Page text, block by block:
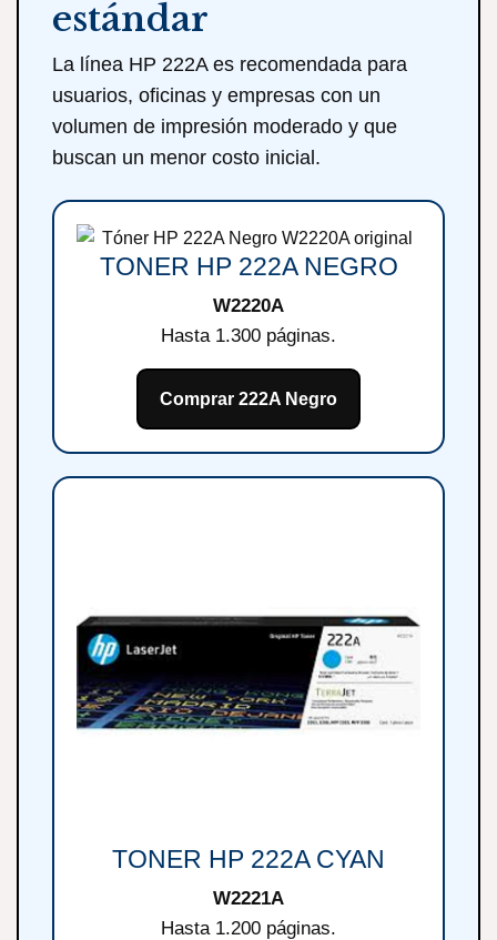
estándar
La línea HP 222A es recomendada para
usuarios, oficinas y empresas con un
volumen de impresión moderado y que
buscan un menor costo inicial.
TONER HP 222A NEGRO
W2220A
Hasta 1.300 páginas.
Comprar 222A Negro
TONER HP 222A CYAN
W2221A
Hasta 1.200 páginas.